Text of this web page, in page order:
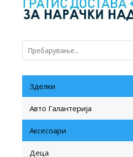
Зделки
Авто Галантерија
Аксесоари
Деца